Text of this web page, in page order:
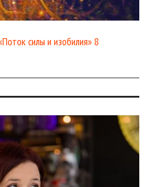
силы и изобилия» 8